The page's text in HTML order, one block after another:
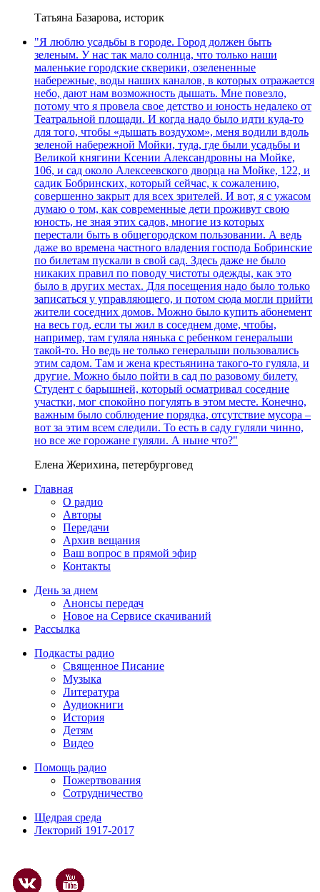
Татьяна Базарова, историк
"Я люблю усадьбы в городе. Город должен быть
зеленым. У нас так мало солнца, что только наши
маленькие городские скверики, озелененные
набережные, воды наших каналов, в которых отражается
небо, дают нам возможность дышать. Мне повезло,
потому что я провела свое детство и юность недалеко от
Театральной площади. И когда надо было идти куда-то
для того, чтобы «дышать воздухом», меня водили вдоль
зеленой набережной Мойки, туда, где были усадьбы и
Великой княгини Ксении Александровны на Мойке,
106, и сад около Алексеевского дворца на Мойке, 122, и
садик Бобринских, который сейчас, к сожалению,
совершенно закрыт для всех зрителей. И вот, я с ужасом
думаю о том, как современные дети проживут свою
юность, не зная этих садов, многие из которых
перестали быть в общегородском пользовании. А ведь
даже во времена частного владения господа Бобринские
по билетам пускали в свой сад. Здесь даже не было
никаких правил по поводу чистоты одежды, как это
было в других местах. Для посещения надо было только
записаться у управляющего, и потом сюда могли прийти
жители соседних домов. Можно было купить абонемент
на весь год, если ты жил в соседнем доме, чтобы,
например, там гуляла нянька с ребенком генеральши
такой-то. Но ведь не только генеральши пользовались
этим садом. Там и жена крестьянина такого-то гуляла, и
другие. Можно было пойти в сад по разовому билету.
Студент с барышней, который осматривал соседние
участки, мог спокойно погулять в этом месте. Конечно,
важным было соблюдение порядка, отсутствие мусора –
вот за этим всем следили. То есть в саду гуляли чинно,
но все же горожане гуляли. А ныне что?"
Елена Жерихина, петербурговед
Главная
О радио
Авторы
Передачи
Архив вещания
Ваш вопрос в прямой эфир
Контакты
День за днем
Анонсы передач
Новое на Сервисе скачиваний
Рассылка
Подкасты радио
Священное Писание
Музыка
Литература
Аудиокниги
История
Детям
Видео
Помощь радио
Пожертвования
Сотрудничество
Щедрая среда
Лекторий 1917-2017